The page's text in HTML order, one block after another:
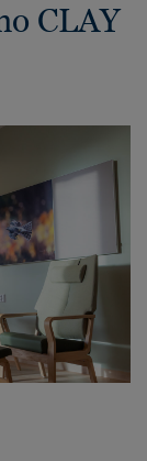
CLAY